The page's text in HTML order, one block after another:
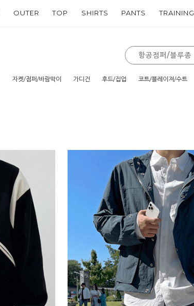
OUTER TOP SHIRTS PANTS TRAINING
항공점퍼/블루종
자켓/점퍼/바람막이 가디건 후드/집업 코트/블레이져/수트